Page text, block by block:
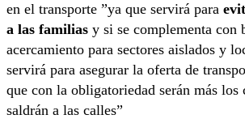
en el transporte ”ya que servirá para
a las familias y si se complementa con
acercamiento para sectores aislados y
servirá para asegurar la oferta de
que con la obligatoriedad serán más los
saldrán a las calles”